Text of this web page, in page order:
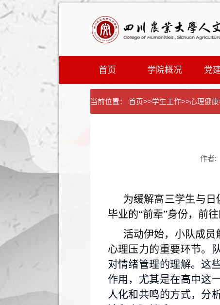
首页 学院概况 党
当前位置： 首页>>学生工作>>心理健康
作者:
为缓解高三学生与日
毕业的“前辈”身份，前
活动伊始，小队成员
心理压力的重要环节。
对情绪管理的理解。这
作用，尤其是在高中这
人化和共鸣的方式，分